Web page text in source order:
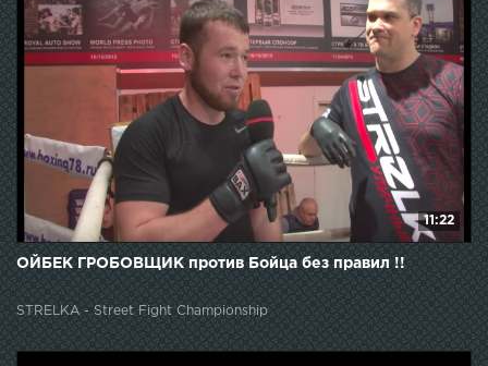
11:22
ОЙБЕК ГРОБОВЩИК против Бойца без правил !!
STRELKA - Street Fight Championship